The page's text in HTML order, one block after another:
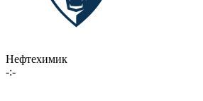
Нефтехимик
-:-